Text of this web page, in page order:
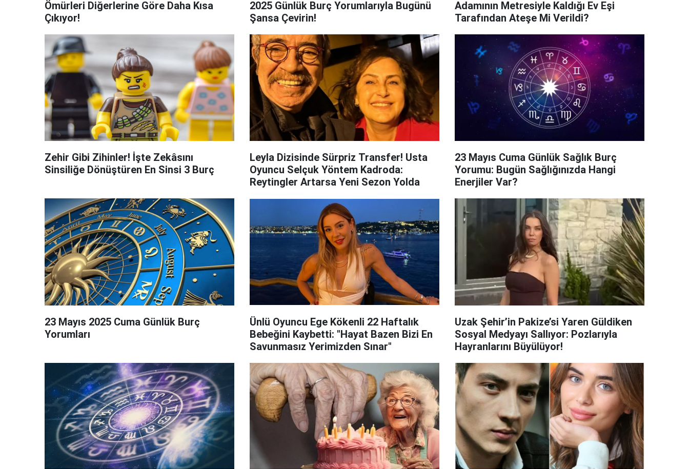
Ömürleri Diğerlerine Göre Daha Kısa
Çıkıyor!
2025 Günlük Burç Yorumlarıyla Bugünü
Şansa Çevirin!
Adamının Metresiyle Kaldığı Ev Eşi
Tarafından Ateşe Mi Verildi?
Zehir Gibi Zihinler! İşte Zekâsını
Sinsiliğe Dönüştüren En Sinsi 3 Burç
Leyla Dizisinde Sürpriz Transfer! Usta
Oyuncu Selçuk Yöntem Kadroda:
Reytingler Artarsa Yeni Sezon Yolda
23 Mayıs Cuma Günlük Sağlık Burç
Yorumu: Bugün Sağlığınızda Hangi
Enerjiler Var?
23 Mayıs 2025 Cuma Günlük Burç
Yorumları
Ünlü Oyuncu Ege Kökenli 22 Haftalık
Bebeğini Kaybetti: "Hayat Bazen Bizi En
Savunmasız Yerimizden Sınar"
Uzak Şehir’in Pakize’si Yaren Güldiken
Sosyal Medyayı Sallıyor: Pozlarıyla
Hayranlarını Büyülüyor!